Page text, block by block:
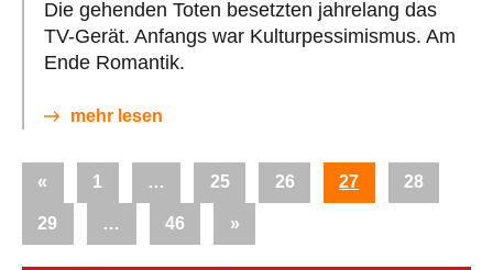
Die gehenden Toten besetzten jahrelang das
TV-Gerät. Anfangs war Kulturpessimismus. Am
Ende Romantik.
mehr lesen
Seitennummerierung
der
Beiträge
« Vorherige
1 … 25 26 27 28
29 … 46
Nächste
»